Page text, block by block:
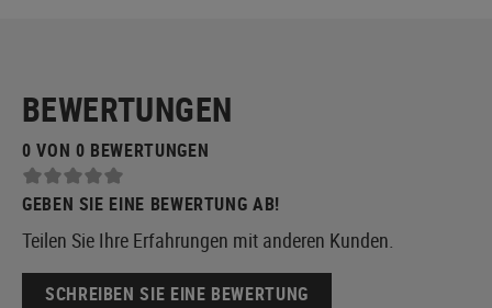
BEWERTUNGEN
0 VON 0 BEWERTUNGEN
GEBEN SIE EINE BEWERTUNG AB!
Teilen Sie Ihre Erfahrungen mit anderen Kunden.
SCHREIBEN SIE EINE BEWERTUNG